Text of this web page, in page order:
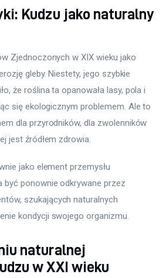
Kudzu jako naturalny
Zjednoczonych w XIX wieku jako
gleby. Niestety, jego szybkie
że roślina ta opanowała lasy, pola i
się ekologicznym problemem. Ale to
dla przyrodników, dla zwolenników
jest źródłem zdrowia.
jako element przemysłu
być ponownie odkrywane przez
szukających naturalnych
kondycji swojego organizmu.
naturalnej
w XXI wieku